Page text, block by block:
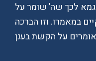
לכך שה’ שומר על
במאמרו. וזו הברכה